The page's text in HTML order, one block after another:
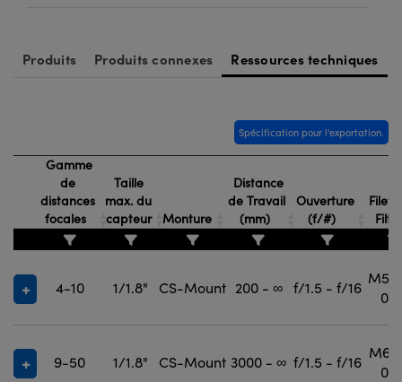
Produits Produits connexes Ressources techniques
Spécification pour l'exportation.
Gamme
de
distances
focales
Taille
max. du
capteur
Monture
Distance
de Travail
(mm)
Ouverture
(f/#)
4-10 1/1.8" CS-Mount 200 - ∞ f/1.5 - f/16
9-50 1/1.8" CS-Mount 3000 - ∞ f/1.5 - f/16